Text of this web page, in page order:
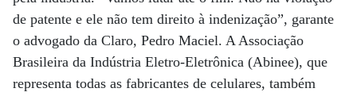
de patente e ele não tem direito à indenização”, garante
o advogado da Claro, Pedro Maciel. A Associação
Brasileira da Indústria Eletro-Eletrônica (Abinee), que
representa todas as fabricantes de celulares, também